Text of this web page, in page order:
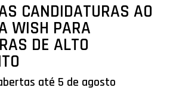
CANDIDATURAS AO
WISH PARA
DE ALTO
até 5 de agosto